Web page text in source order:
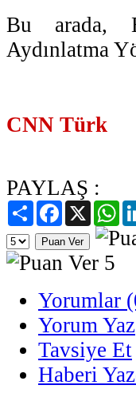
Bu arada,
Aydınlatma
CNN Türk
PAYLAŞ :
PaylaşFacebook
X
Yorumlar
Yorum Yaz
Tavsiye Et
Haberi